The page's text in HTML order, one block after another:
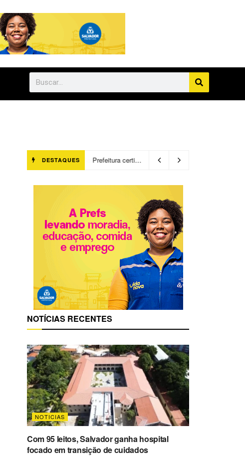
DESTAQUES Salvador chegará a 640 áreas protegidas pela Prefeitura com investimentos em contenções de encostas e prevenção de riscos
NOTÍCIAS RECENTES
NOTICIAS
Com 95 leitos, Salvador ganha hospital
focado em transição de cuidados